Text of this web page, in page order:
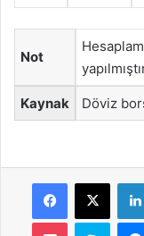
Not
Kaynak Döviz
Facebook
X
Pocket Skype